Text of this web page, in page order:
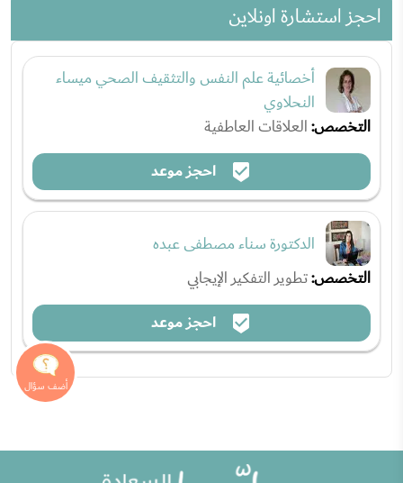
احجز استشارة اونلاين
أخصائية علم النفس والتثقيف الصحي ميساء
النحلاوي
التخصص:العلاقات العاطفية
احجز موعد
الدكتورة سناء مصطفى عبده
التخصص:تطوير التفكير الإيجابي
احجز موعد